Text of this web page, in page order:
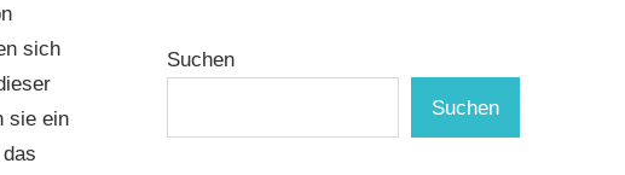
sich
sie ein
Suchen
Suchen